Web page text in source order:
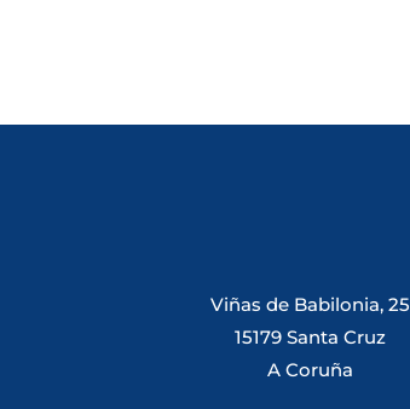
Viñas de Babilonia, 25
15179 Santa Cruz
A Coruña